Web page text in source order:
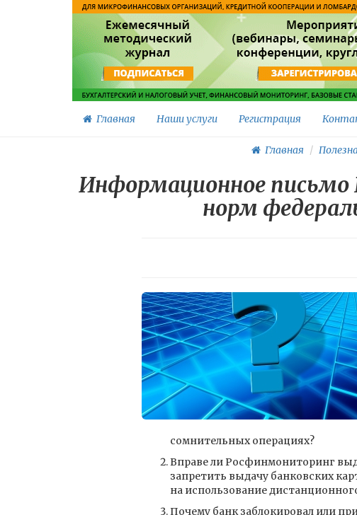
Главная Наши услуги Регистрация
Главная
Информационное
норм
сомнительных операциях?
Вправе ли Росфинмониторинг
запретить выдачу банковских
на использование
Почему банк заблокировал или